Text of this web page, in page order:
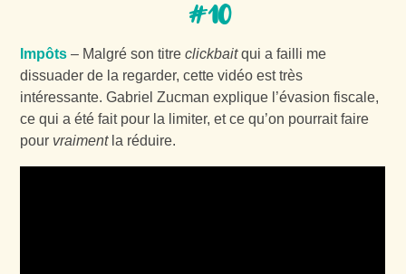
#10
Impôts – Malgré son titreclickbaitqui a failli me
dissuader de la regarder, cette vidéo est très
intéressante. Gabriel Zucman explique l’évasion fiscale,
ce qui a été fait pour la limiter, et ce qu’on pourrait faire
pour vraimentla réduire.